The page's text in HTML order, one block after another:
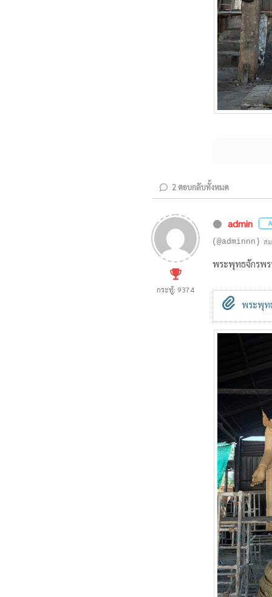
2 ตอบกลับทั้งหมด
กระทู้: 9374
admin
(@adminnn) ส
พระพุทธจักรพร
พระพุท